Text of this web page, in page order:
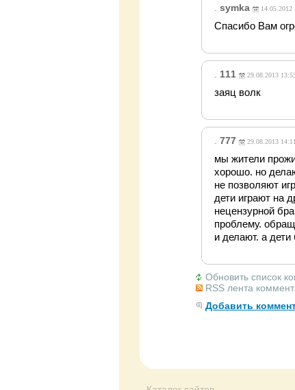
symka 14.05.2012
Спасибо Вам
111 29.08.2013
заяц волк
777 29.08.2013 14:11
мы жители
хорошо. но
не позволяют
дети играют на
нецензурной
проблему.
и делают. а
Обновить список
RSS лента
Добавить